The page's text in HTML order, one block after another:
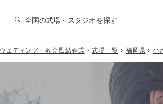
全国の式場・スタジオを探す
ェディング・教会風結婚式 式場一覧 福岡県 小